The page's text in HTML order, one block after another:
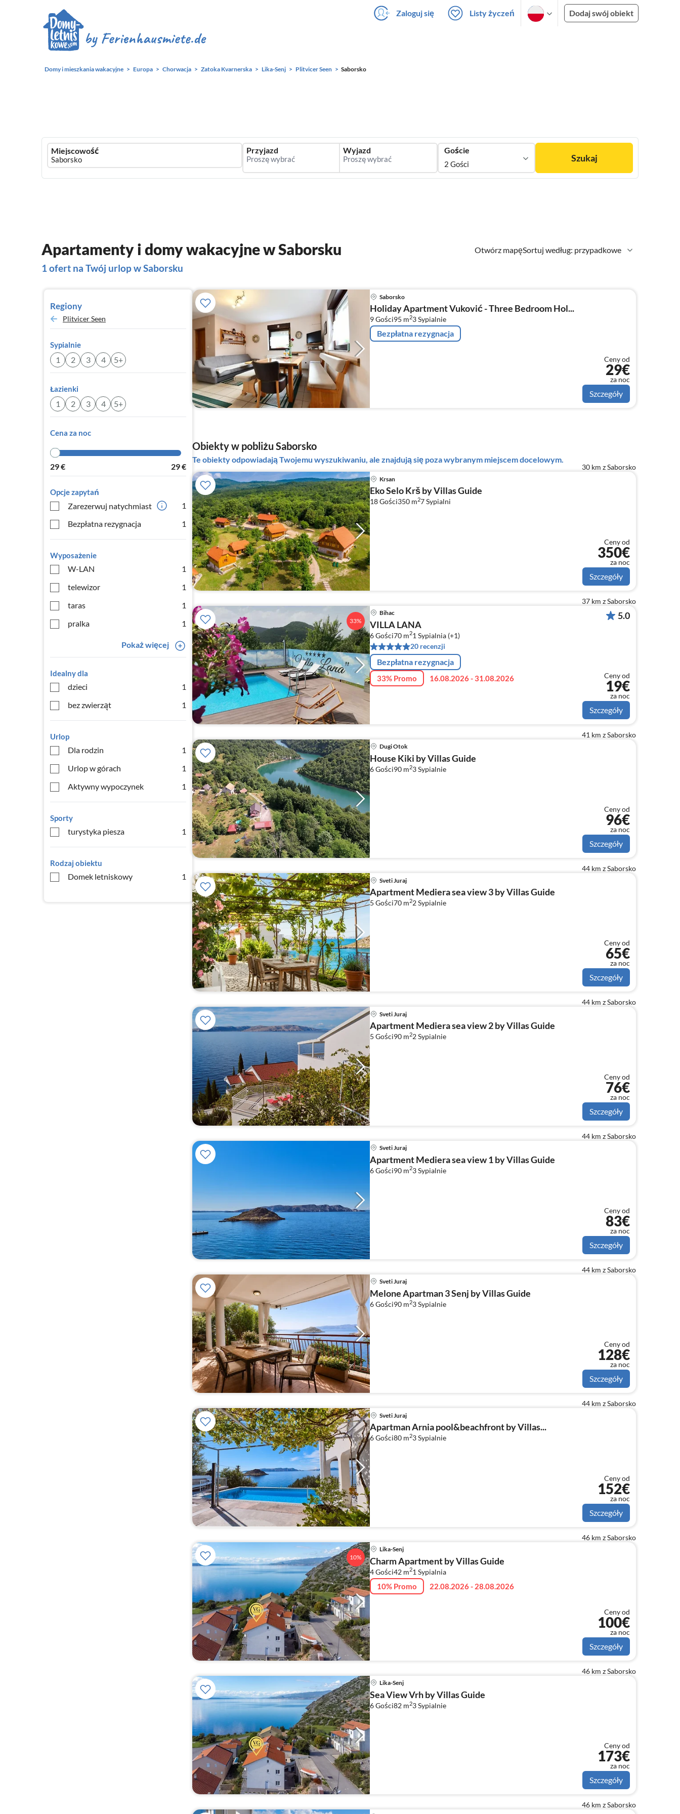
Zaloguj się Listy życzeń Dodaj swój obiekt
Domy i mieszkania wakacyjne Europa Chorwacja Zatoka Kvarnerska Lika-Senj Plitvicer Seen Saborsko
Ferienhausmiete
logo
Miejscowość Przyjazd Wyjazd Goście
2 Gości
Szukaj
Otwórz mapęSortuj według: przypadkowe
Apartamenty i domy wakacyjne w Saborsku
1 ofert na Twój urlop w Saborsku
Regiony
Plitvicer Seen
Sypialnie
1 2 3 4 5+
Łazienki
1 2 3 4 5+
Cena za noc
29€ 29€
Opcje zapytań
Zarezerwuj natychmiast
1
Bezpłatna rezygnacja
1
Wyposażenie
W-LAN
1
telewizor
1
taras
1
pralka
1
Pokaż więcej
Idealny dla
dzieci
1
bez zwierząt
1
Urlop
Dla rodzin
1
Urlop w górach
1
Aktywny wypoczynek
1
Sporty
turystyka piesza 1
Rodzaj obiektu
Domek letniskowy 1
Saborsko
Holiday Apartment Vuković - Three Bedroom Hol...
9 Gości95 m23Sypialnie
Bezpłatna rezygnacja
Ceny od
29€
za noc
Szczegóły
Obiekty w pobliżu Saborsko
Te obiekty odpowiadają Twojemu wyszukiwaniu, ale znajdują się poza wybranym miejscem docelowym.
30 km z Saborsko
Krsan
Eko Selo Krš by Villas Guide
18 Gości350 m27Sypialni
Ceny od
350€
za noc
Szczegóły
33%
37 km z Saborsko
Bihac
VILLA LANA
6 Gości70 m21 Sypialnia (+1)
20 recenzji
Bezpłatna rezygnacja
33% Promo 16.08.2026 - 31.08.2026
5.0
Ceny od
19€
za noc
Szczegóły
41 km z Saborsko
Dugi Otok
House Kiki by Villas Guide
6 Gości90 m23Sypialnie
Ceny od
96€
za noc
Szczegóły
44 km z Saborsko
Sveti Juraj
Apartment Mediera sea view 3 by Villas Guide
5 Gości70 m22Sypialnie
Ceny od
65€
za noc
Szczegóły
44 km z Saborsko
Sveti Juraj
Apartment Mediera sea view 2 by Villas Guide
5 Gości90 m22Sypialnie
Ceny od
76€
za noc
Szczegóły
44 km z Saborsko
Sveti Juraj
Apartment Mediera sea view 1 by Villas Guide
6 Gości90 m23Sypialnie
Ceny od
83€
za noc
Szczegóły
44 km z Saborsko
Sveti Juraj
Melone Apartman 3 Senj by Villas Guide
6 Gości90 m23Sypialnie
Ceny od
128€
za noc
Szczegóły
44 km z Saborsko
Sveti Juraj
Apartman Arnia pool&beachfront by Villas...
6 Gości80 m23Sypialnie
Ceny od
152€
za noc
Szczegóły
10%
46 km z Saborsko
Lika-Senj
Charm Apartment by Villas Guide
4 Gości42 m21 Sypialnia
10% Promo 22.08.2026 - 28.08.2026
Ceny od
100€
za noc
Szczegóły
46 km z Saborsko
Lika-Senj
Sea View Vrh by Villas Guide
6 Gości82 m23Sypialnie
Ceny od
173€
za noc
Szczegóły
46 km z Saborsko